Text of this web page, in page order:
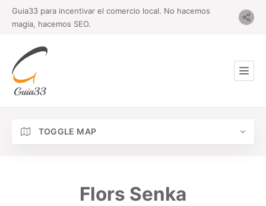
Guia33 para incentivar el comercio local. No hacemos
magia, hacemos SEO.
TOGGLE MAP
Flors Senka